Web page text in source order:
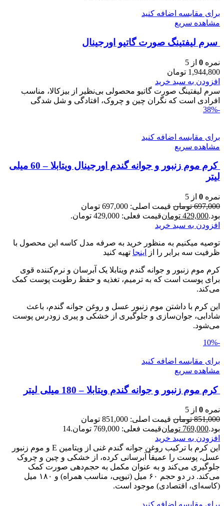
برای مقایسه اضافه کنید
مشاهده سریع
سرم ليفتينگ صورت گاتیو اورجینال
نمره 0 از 5
1,944,800 تومان
افزودن به سبد خرید
سرم ليفتينگ صورت گاتیو محصولی بی‌نظیر از بیزکالا، مناسب
افرادی است که نگران چین و چروک، افتادگی و شل‌ شدگی
-38%
برای مقایسه اضافه کنید
مشاهده سریع
کرم موم زنبور و جوانه گندم اورجینال ویتابلا – 60 میلی
لیتر
نمره 0 از 5
697,000 تومان
قیمت اصلی: 697,000 تومان
بود.429,000 تومانقیمت فعلی: 429,000 تومان.
افزودن به سبد خرید
توصیه میکنیم به منظور خرید به صرفه مدل کاسه این محصول با
ظرفیت سه برابر را از
اینجا تهیه کنید
کرم موم زنبور و جوانه گندم ویتابلا یک آبرسان و نرم‌کننده قوی
برای پوست است که به ترمیم، تغذیه و حفظ رطوبت پوست کمک
می‌کند.
این کرم با داشتن موم زنبور عسل و روغن جوانه گندم، باعث
شادابی، جوان‌سازی و جلوگیری از خشکی و پیری زودرس پوست
می‌شود.
-10%
برای مقایسه اضافه کنید
مشاهده سریع
کرم موم زنبور و جوانه گندم ویتابلا – 180 میلی لیتر
نمره 0 از 5
851,000 تومان
قیمت اصلی: 851,000 تومان
بود.769,000 تومانقیمت فعلی: 769,000 تومان.
14
افزودن به سبد خرید
این کرم با ترکیب روغن جوانه گندم غنی از ویتامین E و موم زنبور
عسل، پوست را عمیقاً آبرسانی کرده، از خشکی و چین و چروک
جلوگیری می‌کند و به عنوان مکمل به حجم‌دهی صورت کمک
می‌کند. در دو حجم ۶۰ میل (تیوپی، مناسب همراه) و ۱۸۰ میل
(کاسه‌ای، اقتصادی) موجود است.